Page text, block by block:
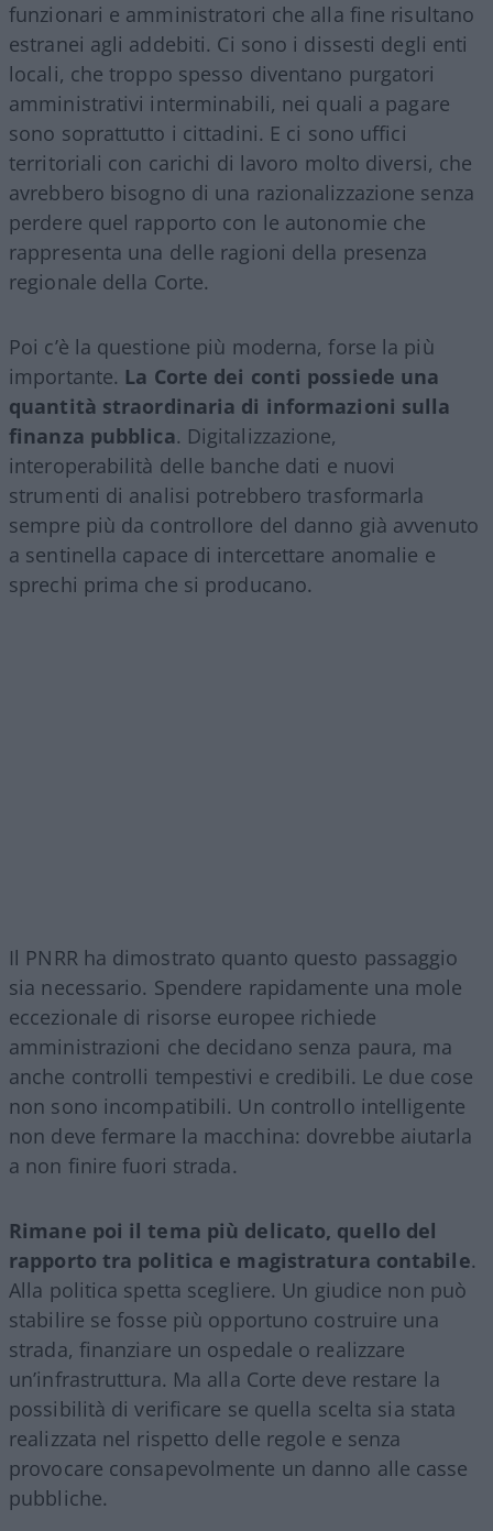
funzionari e amministratori che alla fine risultano
estranei agli addebiti. Ci sono i dissesti degli enti
locali, che troppo spesso diventano purgatori
amministrativi interminabili, nei quali a pagare
sono soprattutto i cittadini. E ci sono uffici
territoriali con carichi di lavoro molto diversi, che
avrebbero bisogno di una razionalizzazione senza
perdere quel rapporto con le autonomie che
rappresenta una delle ragioni della presenza
regionale della Corte.
Poi c’è la questione più moderna, forse la più
importante. La Corte dei conti possiede una
quantità straordinaria di informazioni sulla
finanza pubblica. Digitalizzazione,
interoperabilità delle banche dati e nuovi
strumenti di analisi potrebbero trasformarla
sempre più da controllore del danno già avvenuto
a sentinella capace di intercettare anomalie e
sprechi prima che si producano.
Il PNRR ha dimostrato quanto questo passaggio
sia necessario. Spendere rapidamente una mole
eccezionale di risorse europee richiede
amministrazioni che decidano senza paura, ma
anche controlli tempestivi e credibili. Le due cose
non sono incompatibili. Un controllo intelligente
non deve fermare la macchina: dovrebbe aiutarla
a non finire fuori strada.
Rimane poi il tema più delicato, quello del
rapporto tra politica e magistratura contabile.
Alla politica spetta scegliere. Un giudice non può
stabilire se fosse più opportuno costruire una
strada, finanziare un ospedale o realizzare
un’infrastruttura. Ma alla Corte deve restare la
possibilità di verificare se quella scelta sia stata
realizzata nel rispetto delle regole e senza
provocare consapevolmente un danno alle casse
pubbliche.